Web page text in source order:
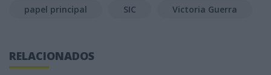
papel principal SIC Victoria Guerra
RELACIONADOS